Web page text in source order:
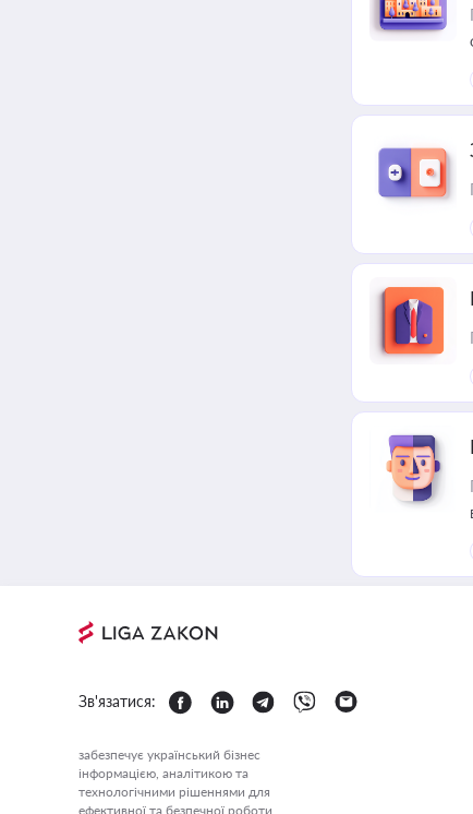
Зв'язатися:
забезпечує український бізнес
інформацією, аналітикою та
технологічними рішеннями для
ефективної та безпечної роботи.